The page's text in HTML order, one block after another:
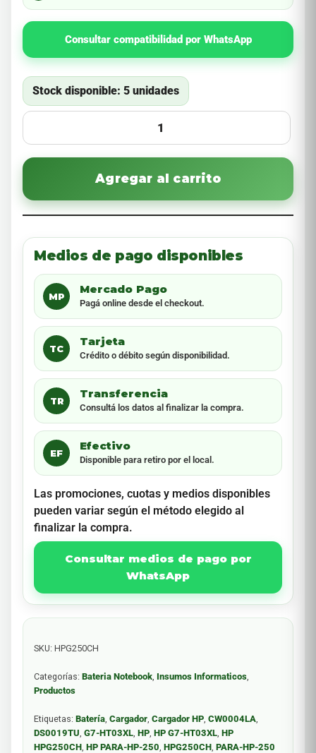
Consultar compatibilidad por WhatsApp
Stock disponible: 5 unidades
Agregar al carrito
Medios de pago disponibles
MP
Mercado Pago
Pagá online desde el checkout.
TC
Tarjeta
Crédito o débito según disponibilidad.
TR
Transferencia
Consultá los datos al finalizar la compra.
EF
Efectivo
Disponible para retiro por el local.
Las promociones, cuotas y medios disponibles
pueden variar según el método elegido al
finalizar la compra.
Consultar medios de pago por
WhatsApp
SKU: HPG250CH
Categorías: Bateria Notebook Insumos Informaticos
Productos
Etiquetas: Batería Cargador Cargador HP CW0004LA
DS0019TU G7-HT03XL HP HP G7-HT03XL HP
HPG250CH HP PARA-HP-250 HPG250CH PARA-HP-250